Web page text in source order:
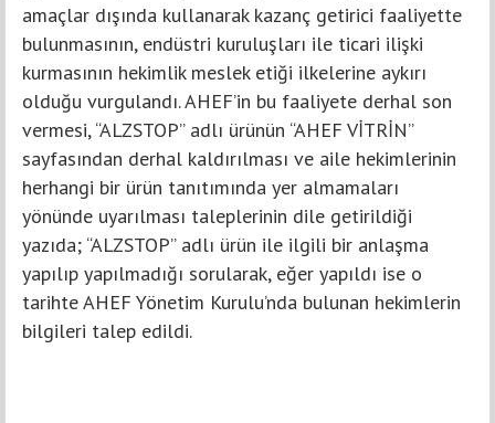
amaçlar dışında kullanarak kazanç getirici faaliyette
bulunmasının, endüstri kuruluşları ile ticari ilişki
kurmasının hekimlik meslek etiği ilkelerine aykırı
olduğu vurgulandı. AHEF’in bu faaliyete derhal son
vermesi, “ALZSTOP” adlı ürünün “AHEF VİTRİN”
sayfasından derhal kaldırılması ve aile hekimlerinin
herhangi bir ürün tanıtımında yer almamaları
yönünde uyarılması taleplerinin dile getirildiği
yazıda; “ALZSTOP” adlı ürün ile ilgili bir anlaşma
yapılıp yapılmadığı sorularak, eğer yapıldı ise o
tarihte AHEF Yönetim Kurulu’nda bulunan hekimlerin
bilgileri talep edildi.